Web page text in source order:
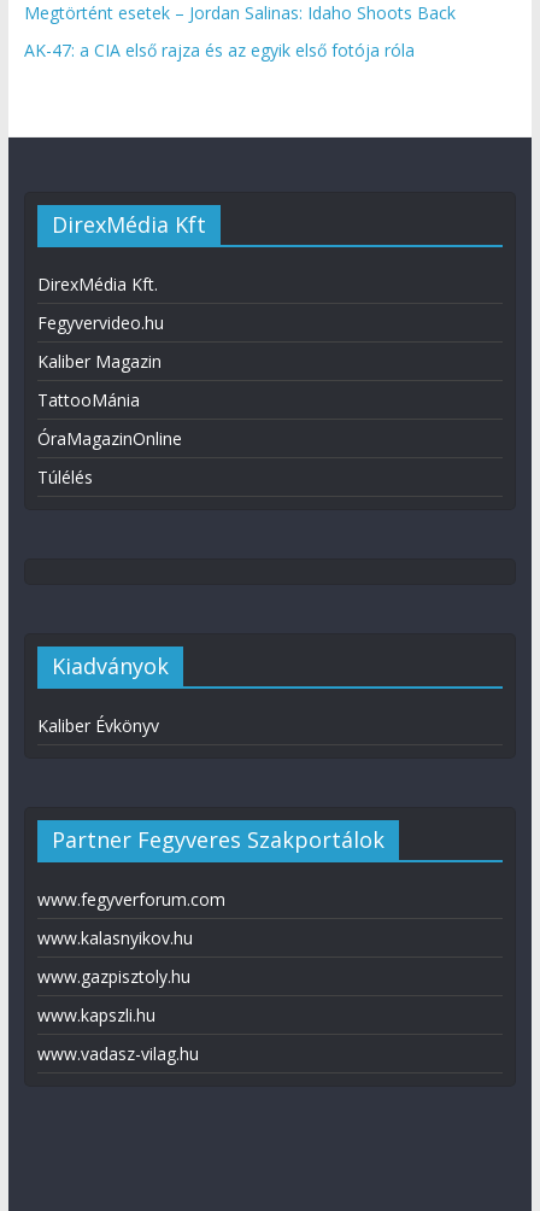
Megtörtént esetek – Jordan Salinas: Idaho Shoots Back
AK-47: a CIA első rajza és az egyik első fotója róla
DirexMédia Kft
DirexMédia Kft.
Fegyvervideo.hu
Kaliber Magazin
TattooMánia
ÓraMagazinOnline
Túlélés
Kiadványok
Kaliber Évkönyv
Partner Fegyveres Szakportálok
www.fegyverforum.com
www.kalasnyikov.hu
www.gazpisztoly.hu
www.kapszli.hu
www.vadasz-vilag.hu